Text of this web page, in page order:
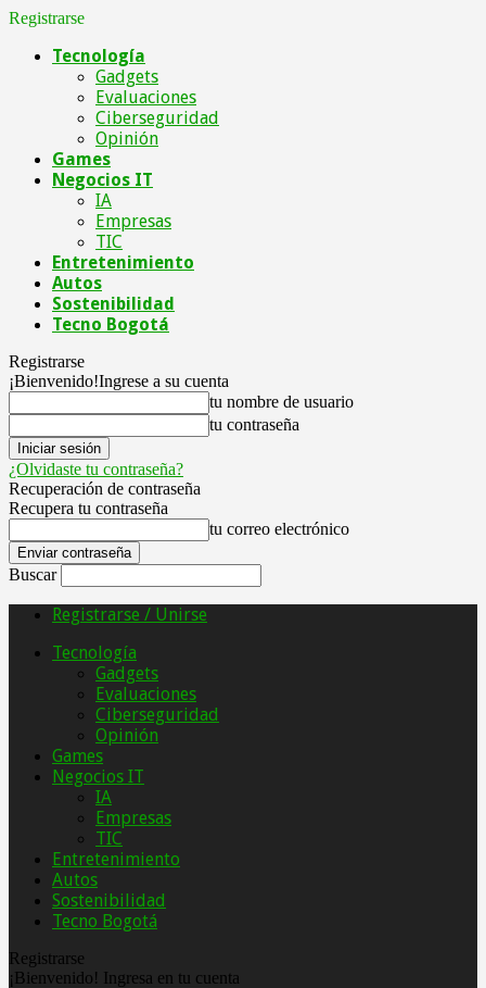
Registrarse
Tecnología
Gadgets
Evaluaciones
Ciberseguridad
Opinión
Games
Negocios IT
IA
Empresas
TIC
Entretenimiento
Autos
Sostenibilidad
Tecno Bogotá
Registrarse
¡Bienvenido!Ingrese a su cuenta
tu nombre de usuario
tu contraseña
¿Olvidaste tu contraseña?
Recuperación de contraseña
Recupera tu contraseña
tu correo electrónico
Buscar
Registrarse / Unirse
Tecnología
Gadgets
Evaluaciones
Ciberseguridad
Opinión
Games
Negocios IT
IA
Empresas
TIC
Entretenimiento
Autos
Sostenibilidad
Tecno Bogotá
Registrarse
¡Bienvenido! Ingresa en tu cuenta